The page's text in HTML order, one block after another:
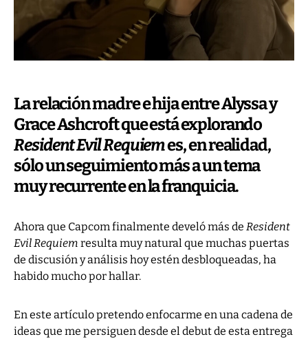
La relación madre e hija entre Alyssa y
Grace Ashcroft que está explorando
Resident Evil Requiemes, en realidad,
sólo un seguimiento más a un tema
muy recurrente en la franquicia.
Ahora que Capcom finalmente develó más de Resident
Evil Requiem resulta muy natural que muchas puertas
de discusión y análisis hoy estén desbloqueadas, ha
habido mucho por hallar.
En este artículo pretendo enfocarme en una cadena de
ideas que me persiguen desde el debut de esta entrega